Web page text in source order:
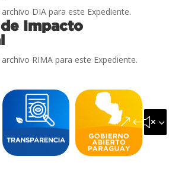
DIA para este Expediente.
Impacto
RIMA para este Expediente.